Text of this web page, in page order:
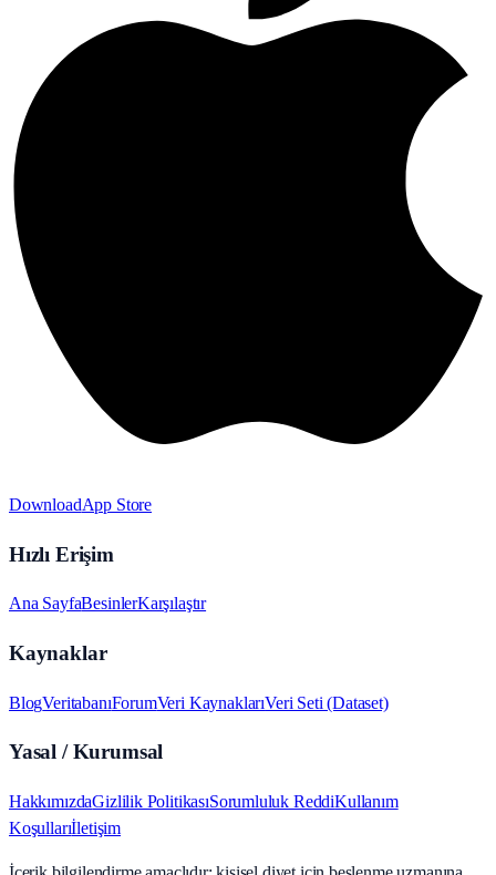
DownloadApp Store
Hızlı Erişim
Ana SayfaBesinlerKarşılaştır
Kaynaklar
BlogVeritabanıForumVeri KaynaklarıVeri Seti (Dataset)
Yasal / Kurumsal
HakkımızdaGizlilik PolitikasıSorumluluk ReddiKullanım
Koşullarıİletişim